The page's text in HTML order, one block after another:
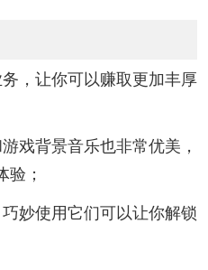
，让你可以赚取更加丰厚
戏背景音乐也非常优美，
验；
妙使用它们可以让你解锁